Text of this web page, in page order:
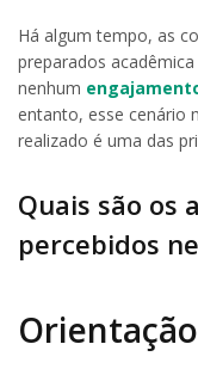
Há algum tempo, as
preparados
nenhum
entanto, esse cenário
realizado é uma das
Quais são os
percebidos